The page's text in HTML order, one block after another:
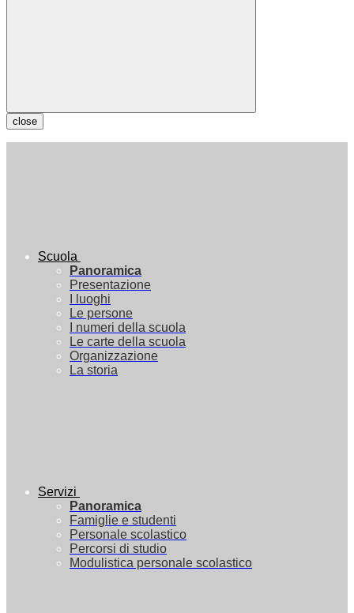
close
Scuola
Panoramica
Presentazione
I luoghi
Le persone
I numeri della scuola
Le carte della scuola
Organizzazione
La storia
Servizi
Panoramica
Famiglie e studenti
Personale scolastico
Percorsi di studio
Modulistica personale scolastico